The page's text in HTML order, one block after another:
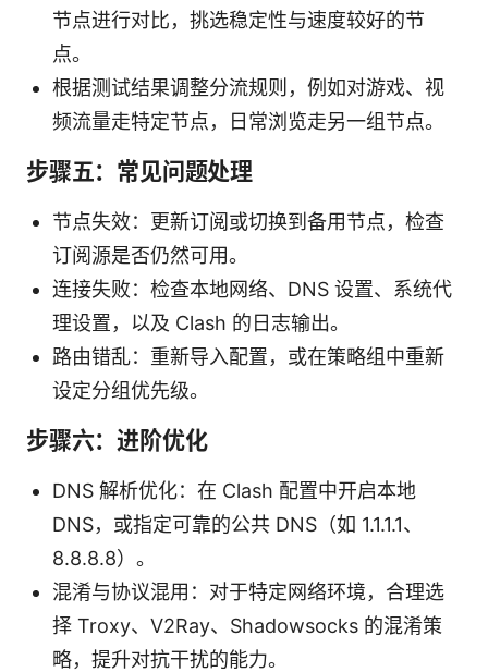
节点进行对比，挑选稳定性与速度较好的节
点。
根据测试结果调整分流规则，例如对游戏、视
频流量走特定节点，日常浏览走另一组节点。
步骤五：常见问题处理
节点失效：更新订阅或切换到备用节点，检查
订阅源是否仍然可用。
连接失败：检查本地网络、DNS 设置、系统代
理设置，以及 Clash 的日志输出。
路由错乱：重新导入配置，或在策略组中重新
设定分组优先级。
步骤六：进阶优化
DNS 解析优化：在 Clash 配置中开启本地
DNS，或指定可靠的公共 DNS（如 1.1.1.1、
8.8.8.8）。
混淆与协议混用：对于特定网络环境，合理选
择 Troxy、V2Ray、Shadowsocks 的混淆策
略，提升对抗干扰的能力。